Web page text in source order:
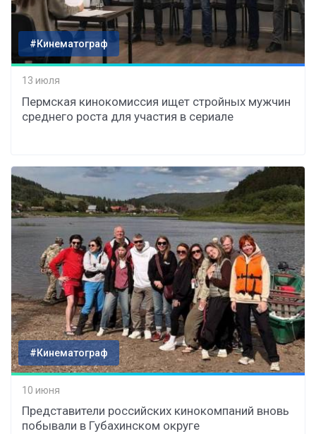
#Кинематограф
13 июля
Пермская кинокомиссия ищет стройных мужчин
среднего роста для участия в сериале
#Кинематограф
10 июня
Представители российских кинокомпаний вновь
побывали в Губахинском округе